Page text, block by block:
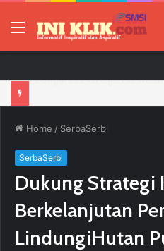
Menu
Home / SerbaSerbi
SerbaSerbi
Dukung Strategi
Berkelanjutan
LindungiHutan